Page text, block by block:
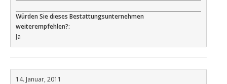
Würden Sie dieses Bestattungsunternehmen
weiterempfehlen?:
Ja
14. Januar, 2011